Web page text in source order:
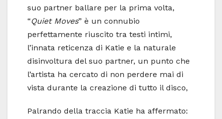
suo partner ballare per la prima volta,
“Quiet Moves” è un connubio
perfettamente riuscito tra testi intimi,
l’innata reticenza di Katie e la naturale
disinvoltura del suo partner, un punto che
l’artista ha cercato di non perdere mai di
vista durante la creazione di tutto il disco,
Palrando della traccia Katie ha affermato: